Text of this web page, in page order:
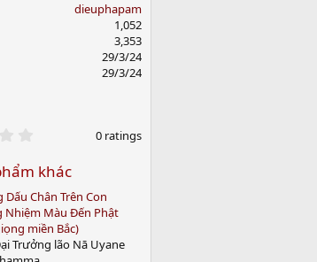
dieuphapam
1,052
3,353
29/3/24
29/3/24
0
t
a
r
(
s
0 ratings
khác
Dấu Chân Trên Con
Màu Đến Phật
miền Bắc)
Trưởng lão Nā Uyane